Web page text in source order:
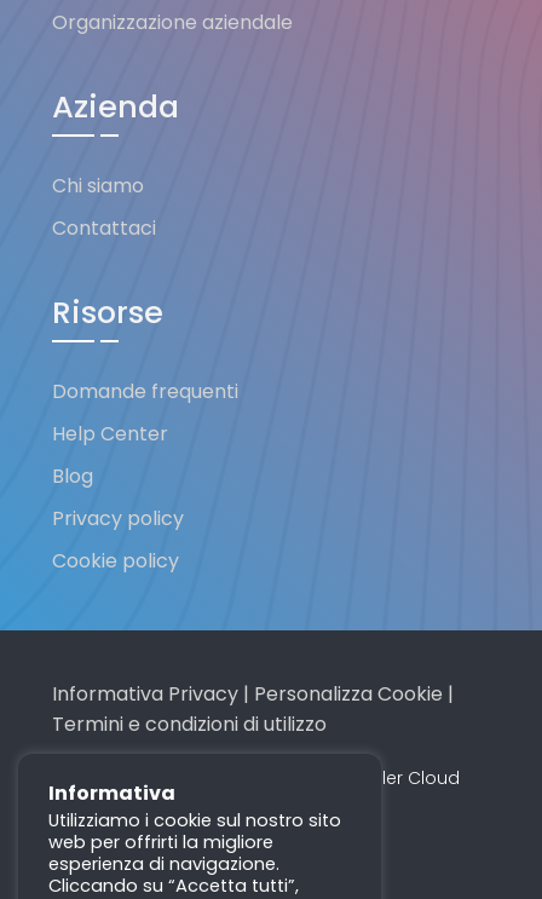
Organizzazione aziendale
Azienda
Chi siamo
Contattaci
Risorse
Domande frequenti
Help Center
Blog
Privacy policy
Cookie policy
Informativa Privacy| Personalizza Cookie |
Termini e condizioni di utilizzo
Made with in Italy © 2016 - 2026 Profiler Cloud
Visita i nostri social
Informativa
Utilizziamo i cookie sul nostro sito
web per offrirti la migliore
esperienza di navigazione.
Cliccando su “Accetta tutti”,